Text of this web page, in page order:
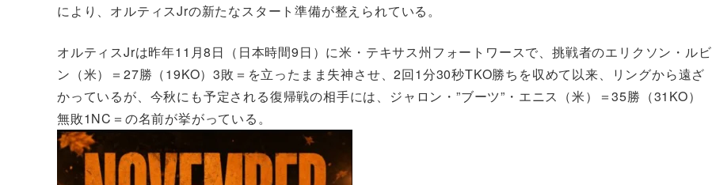
により、オルティスJrの新たなスタート準備が整えられている。
オルティスJrは昨年11月8日（日本時間9日）に米・テキサス州フォートワースで、挑戦者のエリクソン・ルビ
ン（米）＝27勝（19KO）3敗＝を立ったまま失神させ、2回1分30秒TKO勝ちを収めて以来、リングから遠ざ
かっているが、今秋にも予定される復帰戦の相手には、ジャロン・”ブーツ”・エニス（米）＝35勝（31KO）
無敗1NC＝の名前が挙がっている。